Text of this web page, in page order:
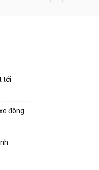
tới
đông